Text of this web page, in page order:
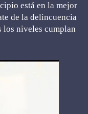
está en la mejor
de la delincuencia
los niveles cumplan